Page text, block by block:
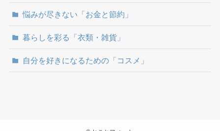
悩みが尽きない「お金と節約」
暮らしを彩る「衣類・雑貨」
自分を好きになるための「コスメ」